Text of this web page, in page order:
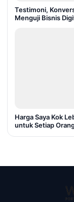
Testimoni,
Menguji Bisnis
Harga Saya Kok
untuk Setiap